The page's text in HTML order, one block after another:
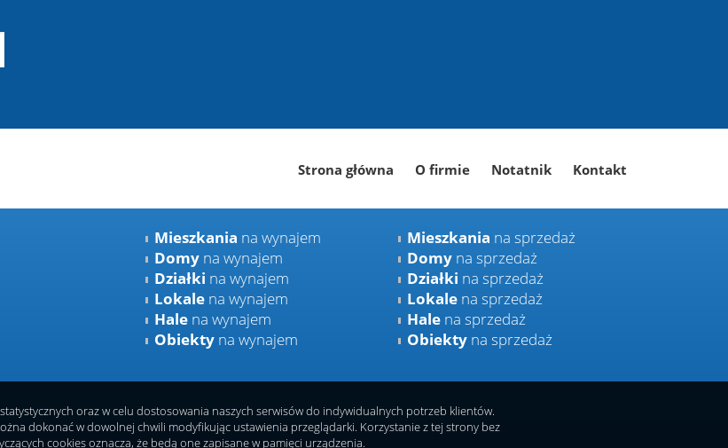
Strona główna O firmie Notatnik Kontakt
Mieszkania na wynajem
Domy na wynajem
Działki na wynajem
Lokale na wynajem
Hale na wynajem
Obiekty na wynajem
Mieszkania na sprzedaż
Domy na sprzedaż
Działki na sprzedaż
Lokale na sprzedaż
Hale na sprzedaż
Obiekty na sprzedaż
oraz w celu dostosowania naszych serwisów do indywidualnych potrzeb klientów.
dokonać w dowolnej chwili modyfikując ustawienia przeglądarki. Korzystanie z tej strony bez
cookies oznacza, że będą one zapisane w pamięci urządzenia.